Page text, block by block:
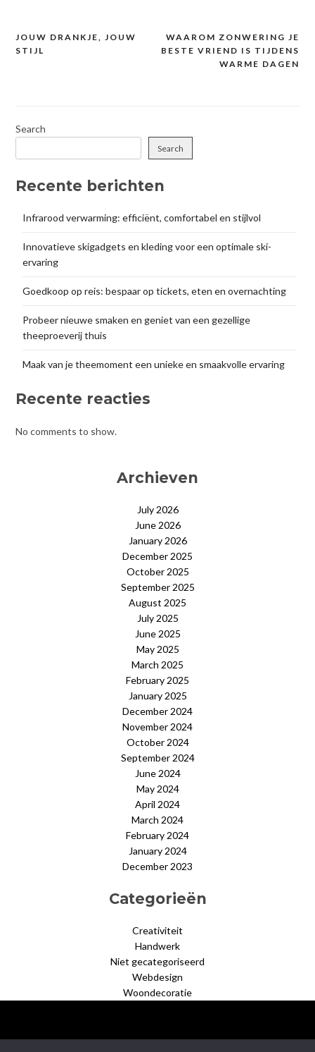
Post
JOUW DRANKJE, JOUW
STIJL
WAAROM ZONWERING JE
BESTE VRIEND IS TIJDENS
WARME DAGEN
Search
Search
Recente berichten
Infrarood verwarming: efficiënt, comfortabel en stijlvol
Innovatieve skigadgets en kleding voor een optimale ski-
ervaring
Goedkoop op reis: bespaar op tickets, eten en overnachting
Probeer nieuwe smaken en geniet van een gezellige
theeproeverij thuis
Maak van je theemoment een unieke en smaakvolle ervaring
Recente reacties
No comments to show.
Archieven
July 2026
June 2026
January 2026
December 2025
October 2025
September 2025
August 2025
July 2025
June 2025
May 2025
March 2025
February 2025
January 2025
December 2024
November 2024
October 2024
September 2024
June 2024
May 2024
April 2024
March 2024
February 2024
January 2024
December 2023
Categorieën
Creativiteit
Handwerk
Niet gecategoriseerd
Webdesign
Woondecoratie